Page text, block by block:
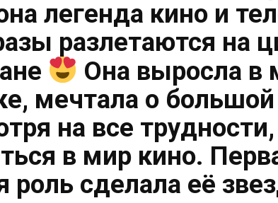
легенда кино и
разлетаются на
Она выросла в
мечтала о
на все
в мир кино.
роль сделала её